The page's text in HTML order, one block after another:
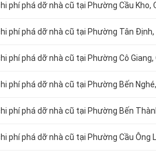
phí phá dỡ nhà cũ tại Phường Cầu Kho,
phí phá dỡ nhà cũ tại Phường Tân Định,
phí phá dỡ nhà cũ tại Phường Cô Giang,
phí phá dỡ nhà cũ tại Phường Bến
phí phá dỡ nhà cũ tại Phường Bến
phí phá dỡ nhà cũ tại Phường Cầu Ông